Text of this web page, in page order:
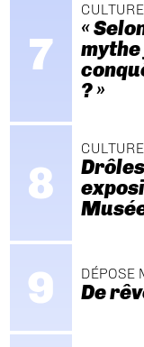
«
? »
DÉPOSE
De